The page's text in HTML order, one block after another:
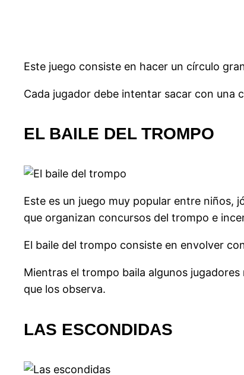
Este juego consiste en hacer un círculo
Cada jugador debe intentar sacar con una
EL BAILE DEL TROMPO
Este es un juego muy popular entre niños,
que organizan concursos del trompo e
El baile del trompo consiste en envolver
Mientras el trompo baila algunos
que los observa.
LAS ESCONDIDAS